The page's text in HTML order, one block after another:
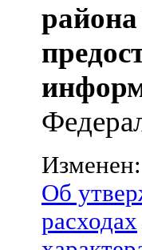
района
Об
расходах